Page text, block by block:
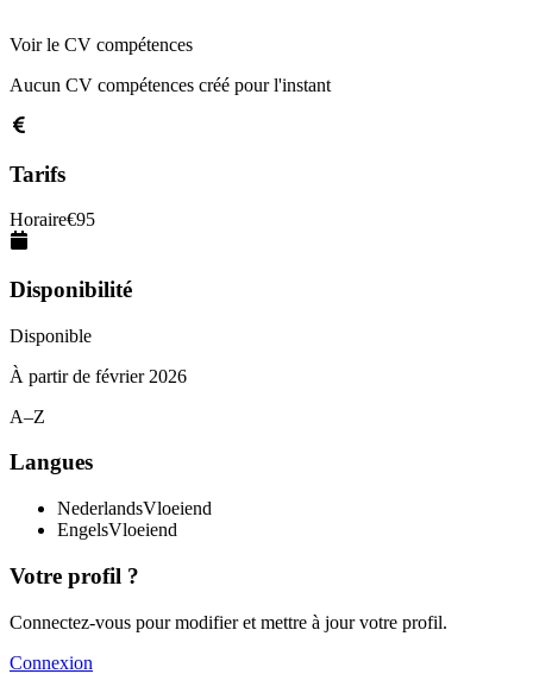
Voir le CV compétences
Aucun CV compétences créé pour l'instant
Tarifs
Horaire€95
Disponibilité
Disponible
À partir de février 2026
A–Z
Langues
NederlandsVloeiend
EngelsVloeiend
Votre profil ?
Connectez-vous pour modifier et mettre à jour votre profil.
Connexion